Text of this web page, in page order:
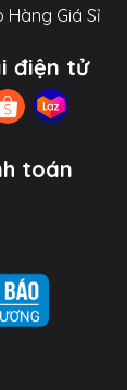
Hàng Giá Sỉ
điện tử
toán